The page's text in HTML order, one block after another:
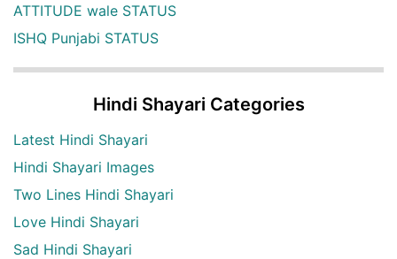
ATTITUDE wale STATUS
ISHQ Punjabi STATUS
Hindi Shayari Categories
Latest Hindi Shayari
Hindi Shayari Images
Two Lines Hindi Shayari
Love Hindi Shayari
Sad Hindi Shayari